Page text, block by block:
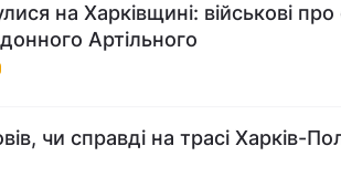
на Харківщині: військові про
Артільного
чи справді на трасі Харків-